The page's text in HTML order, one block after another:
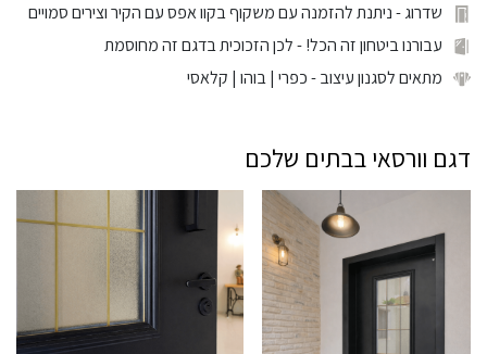
שדרוג- ניתנת להזמנה עם משקוף בקוו אפס עם הקיר וצירים סמויים
עבורנו ביטחון זה הכל!- לכן הזכוכית בדגם זה מחוסמת
מתאים לסגנון עיצוב- כפרי | בוהו | קלאסי
דגם וורסאי בבתים שלכם